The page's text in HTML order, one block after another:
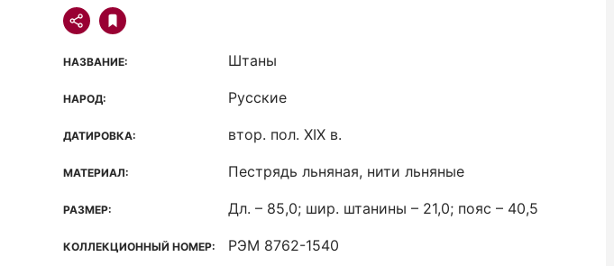
НАЗВАНИЕ: Штаны
НАРОД: Русские
ДАТИРОВКА: втор. пол. XIX в.
МАТЕРИАЛ: Пестрядь льняная, нити льняные
РАЗМЕР: Дл. – 85,0; шир. штанины – 21,0; пояс – 40,5
КОЛЛЕКЦИОННЫЙ НОМЕР: РЭМ 8762-1540